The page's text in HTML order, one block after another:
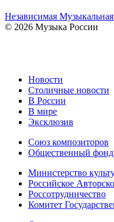
Независимая Музыкальная
© 2026 Музыка России
Новости
Столичные новости
В России
В мире
Эксклюзив
Союз композиторов
Общественный
Министерство
Российское
Россотрудничество
Комитет